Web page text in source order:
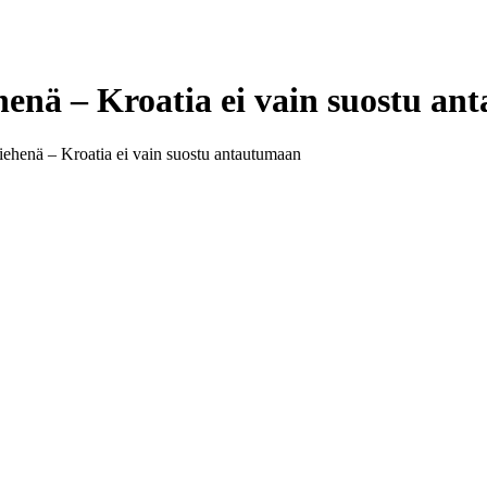
– Kroatia ei vain suostu
– Kroatia ei vain suostu antautumaan